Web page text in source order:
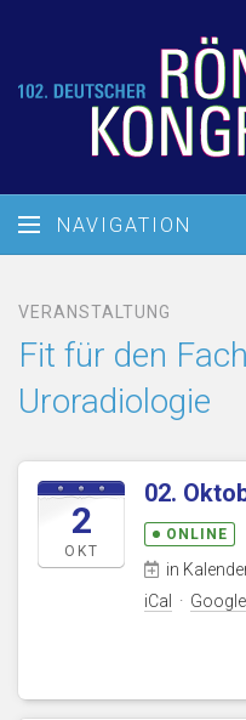
NAVIGATION
VERANSTALTUNG
Fit für den
Uroradiologie
2
OKT
02.
ONLINE
in
iCal
· Google